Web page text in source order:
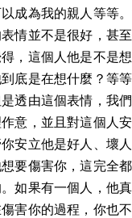
成為我的親人等等
情並不是很好，甚
，這個人他是不是
底是在想什麼？等
透由這個表情，我
意，並且對這個人
安立他是好人、壞
要傷害你，這完全
如果有一個人，他
害你的過程，你也